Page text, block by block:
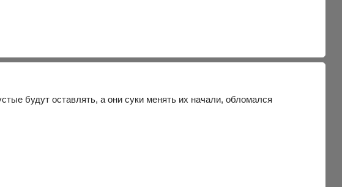
будут оставлять, а они суки менять их начали, обломался